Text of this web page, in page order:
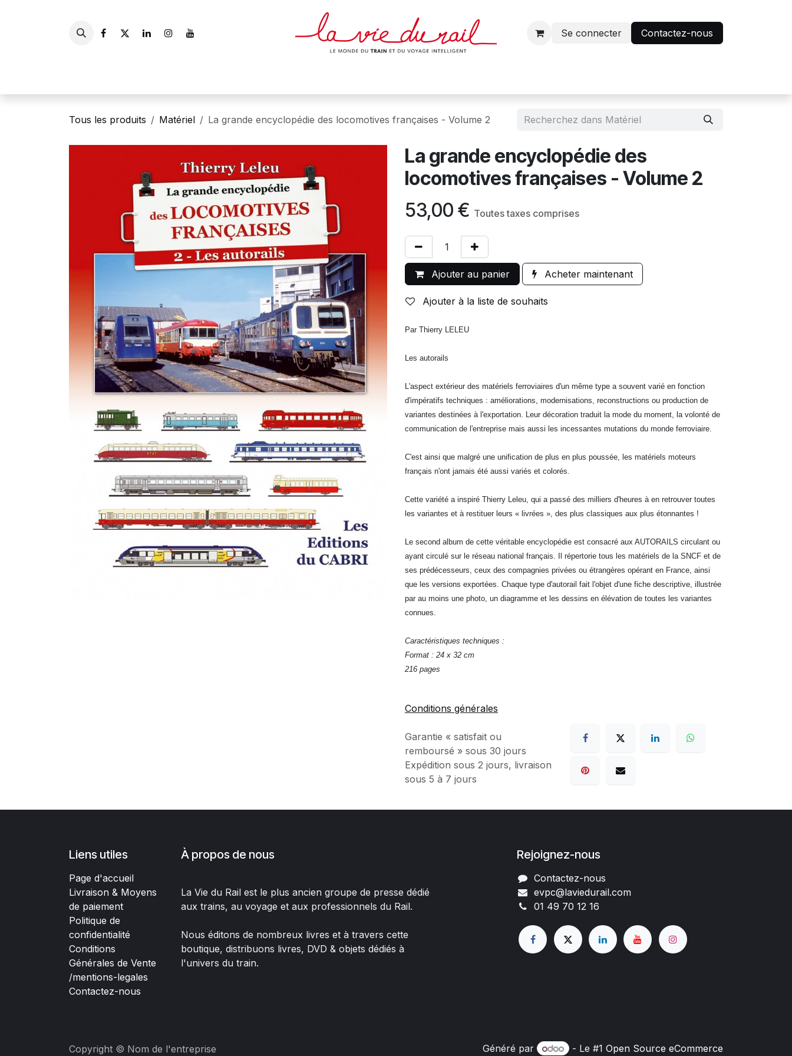
Se connecter Contactez-nous
Tous les produits Matériel La grande encyclopédie des locomotives françaises - Volume 2
La grande encyclopédie des
locomotives françaises - Volume 2
53,00 € Toutes taxes comprises
Ajouter au panier Acheter maintenant
Ajouter à la liste de souhaits
Par Thierry LELEU
Les autorails
L'aspect extérieur des matériels ferroviaires d'un même type a souvent varié en fonction
d'impératifs techniques : améliorations, modernisations, reconstructions ou production de
variantes destinées à l'exportation. Leur décoration traduit la mode du moment, la volonté de
communication de l'entreprise mais aussi les incessantes mutations du monde ferroviaire.
C'est ainsi que malgré une unification de plus en plus poussée, les matériels moteurs
français n'ont jamais été aussi variés et colorés.
Cette variété a inspiré Thierry Leleu, qui a passé des milliers d'heures à en retrouver toutes
les variantes et à restituer leurs « livrées », des plus classiques aux plus étonnantes !
Le second album de cette véritable encyclopédie est consacré aux AUTORAILS circulant ou
ayant circulé sur le réseau national français. Il répertorie tous les matériels de la SNCF et de
ses prédécesseurs, ceux des compagnies privées ou étrangères opérant en France, ainsi
que les versions exportées. Chaque type d'autorail fait l'objet d'une fiche descriptive, illustrée
par au moins une photo, un diagramme et les dessins en élévation de toutes les variantes
connues.
Caractéristiques techniques :
Format : 24 x 32 cm
216 pages
Conditions générales
Garantie « satisfait ou
remboursé » sous 30 jours
Expédition sous 2 jours, livraison
sous 5 à 7 jours
Liens utiles
Page d'accueil
Livraison & Moyens
de paiement
Politique de
confidentialité
Conditions
Générales de Vente
/mentions-legales
Contactez-nous
À propos de nous
La Vie du Rail est le plus ancien groupe de presse dédié
aux trains, au voyage et aux professionnels du Rail.
Nous éditons de nombreux livres et à travers cette
boutique, distribuons livres, DVD & objets dédiés à
l'univers du train.
Rejoignez-nous
Contactez-nous
evpc@laviedurail.com
01 49 70 12 16
Copyright © Nom de l'entreprise Généré par - Le #1 Open Source eCommerce